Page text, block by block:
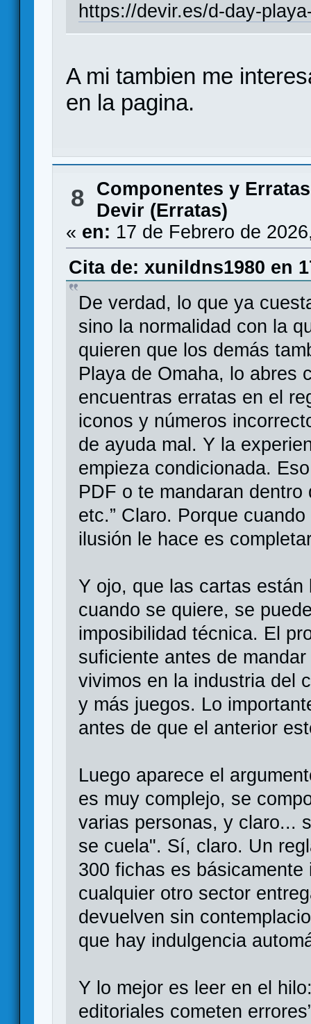
https://devir.es/d-day-
A mi tambien me
en la pagina.
8 Componentes y Erratas
Devir (Erratas)
« en: 17 de Febrero de
Cita de: xunildns1980 en
De verdad, lo que ya
sino la normalidad con la
quieren que los demás
Playa de Omaha, lo
encuentras erratas en el
iconos y números
de ayuda mal. Y la
empieza condicionada.
PDF o te mandaran
etc.” Claro. Porque
ilusión le hace es
Y ojo, que las cartas
cuando se quiere, se
imposibilidad técnica. El
suficiente antes de
vivimos en la industria del
y más juegos. Lo
antes de que el anterior
Luego aparece el
es muy complejo, se
varias personas, y claro...
se cuela". Sí, claro. Un
300 fichas es
cualquier otro sector
devuelven sin
que hay indulgencia
Y lo mejor es leer en el
editoriales cometen